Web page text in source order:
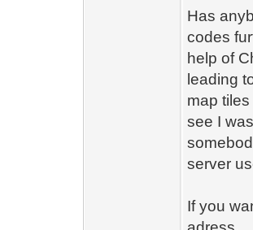
Has
codes
help of
leading
map
see I
server
If you